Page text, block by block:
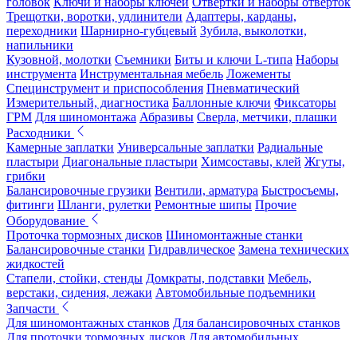
Трещотки, воротки, удлинители Адаптеры, карданы,
переходники Шарнирно-губцевый Зубила, выколотки,
напильники
Кузовной, молотки Съемники Биты и ключи L-типа Наборы
инструмента Инструментальная мебель Ложементы
Специнструмент и приспособления Пневматический
Измерительный, диагностика Баллонные ключи Фиксаторы
ГРМ Для шиномонтажа Абразивы Сверла, метчики, плашки
Расходники
Камерные заплатки Универсальные заплатки Радиальные
пластыри Диагональные пластыри Химсоставы, клей Жгуты,
грибки
Балансировочные грузики Вентили, арматура Быстросъемы,
фитинги Шланги, рулетки Ремонтные шипы Прочие
Оборудование
Проточка тормозных дисков Шиномонтажные станки
Балансировочные станки Гидравлическое Замена технических
жидкостей
Стапели, стойки, стенды Домкраты, подставки Мебель,
верстаки, сидения, лежаки Автомобильные подъемники
Запчасти
Для шиномонтажных станков Для балансировочных станков
Для проточки тормозных дисков Для автомобильных